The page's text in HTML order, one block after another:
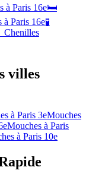
à Paris 16e🛏️
à Paris 16e🧪
Chenilles
villes
à Paris 3eMouches
Mouches à Paris
à Paris 10e